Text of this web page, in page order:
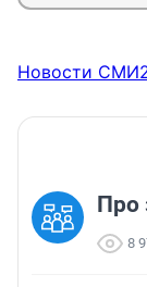
Новости
Про
8